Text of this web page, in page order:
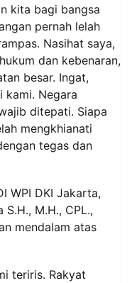
kita bagi bangsa
pernah lelah
Nasihat saya,
dan kebenaran,
besar. Ingat,
kami. Negara
ditepati. Siapa
mengkhianati
tegas dan
WPI DKI Jakarta,
M.H., CPL.,
mendalam atas
teriris. Rakyat